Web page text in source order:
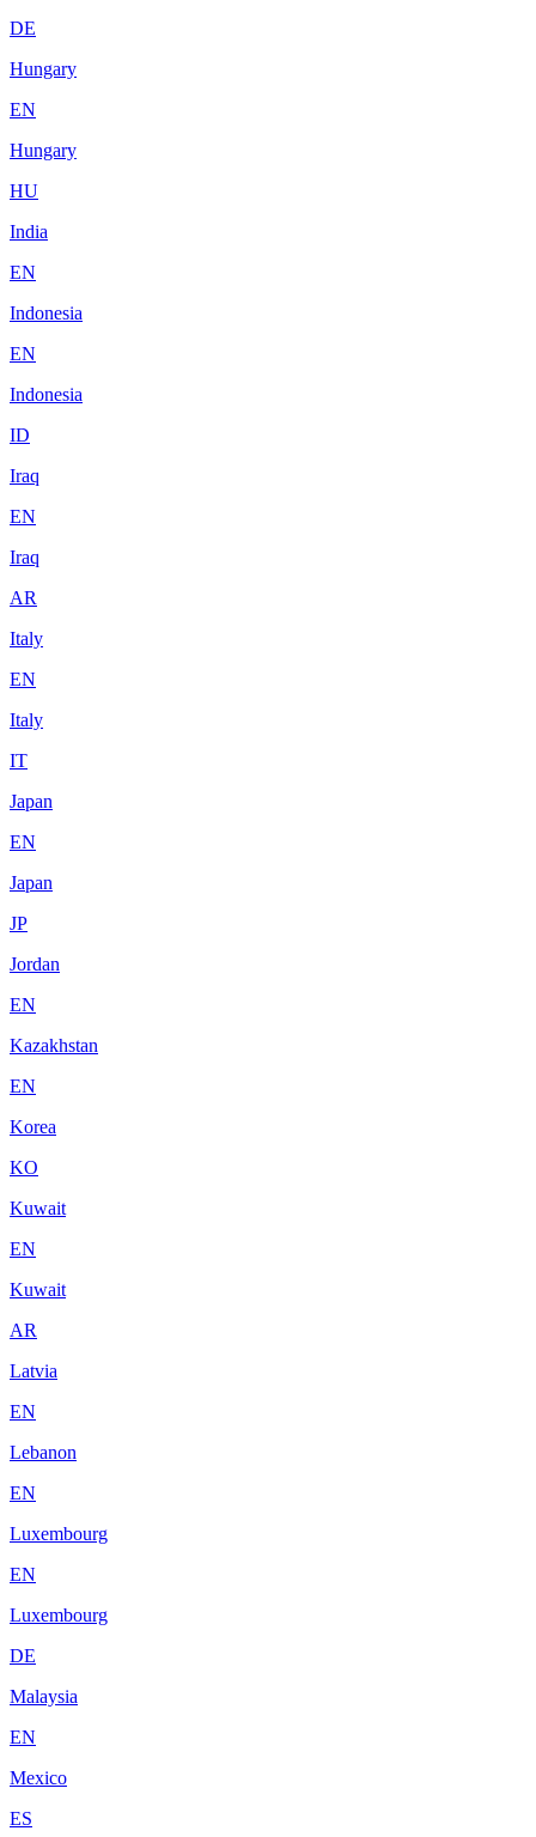
DE
Hungary
EN
Hungary
HU
India
EN
Indonesia
EN
Indonesia
ID
Iraq
EN
Iraq
AR
Italy
EN
Italy
IT
Japan
EN
Japan
JP
Jordan
EN
Kazakhstan
EN
Korea
KO
Kuwait
EN
Kuwait
AR
Latvia
EN
Lebanon
EN
Luxembourg
EN
Luxembourg
DE
Malaysia
EN
Mexico
ES